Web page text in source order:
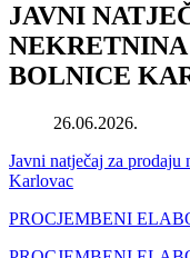
JAVNI
BOLNICE
26.06.2026.
Javni natječaj za
Karlovac
PROCJEMBENI